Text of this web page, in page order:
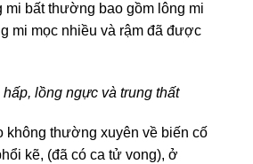
mi bất thường bao gồm lông mi
mi mọc nhiều và rậm đã được
lồng ngực và trung thất
không thường xuyên về biến cố
kẽ, (đã có ca tử vong), ở